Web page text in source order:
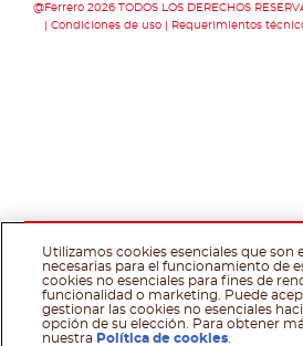
@Ferrero 2026 TODOS LOS DERECHOS
Condiciones de uso
Requerimientos
Utilizamos cookies esenciales que son
necesarias para el funcionamiento de
cookies no esenciales para fines de
funcionalidad o marketing. Puede
gestionar las cookies no esenciales
opción de su elección. Para obtener
nuestra Política de cookies